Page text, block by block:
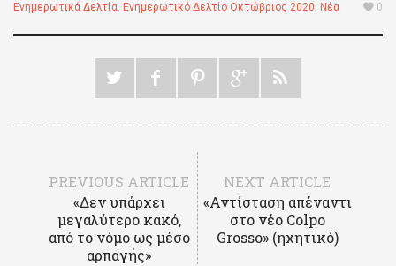
Ενημερωτικά Δελτία, Ενημερωτικό Δελτίο Οκτώβριος 2020, Νέα 0
PREVIOUS ARTICLE
«Δεν υπάρχει
μεγαλύτερο κακό,
από το νόμο ως μέσο
αρπαγής»
NEXT ARTICLE
«Αντίσταση απέναντι
στο νέο Colpo
Grosso» (ηχητικό)